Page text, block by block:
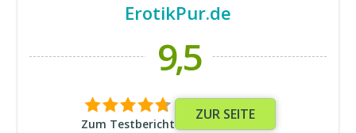
ErotikPur.de
9,5
Zum Testbericht
ZUR SEITE